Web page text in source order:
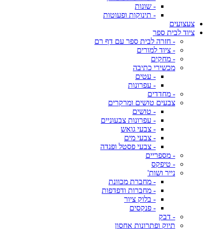
- שונות
- תינוקות ופעוטות
צעצועים
ציוד לבית ספר
- חזרה לבית ספר עם דף רם
- ציוד למורים
- מחקים
מכשירי כתיבה
- עטים
- עפרונות
- מחדדים
צבעים טושים ומרקרים
- טושים
- עפרונות צבעוניים
- צבעי גואש
- צבעי מים
- צבעי פסטל ופנדה
- מספריים
- טיפקס
נייר ושות'
- מחברת מכוונת
- מחברות ודפדפות
- בלוק ציור
- פנקסים
- דבק
תיוק ופתרונות אחסון